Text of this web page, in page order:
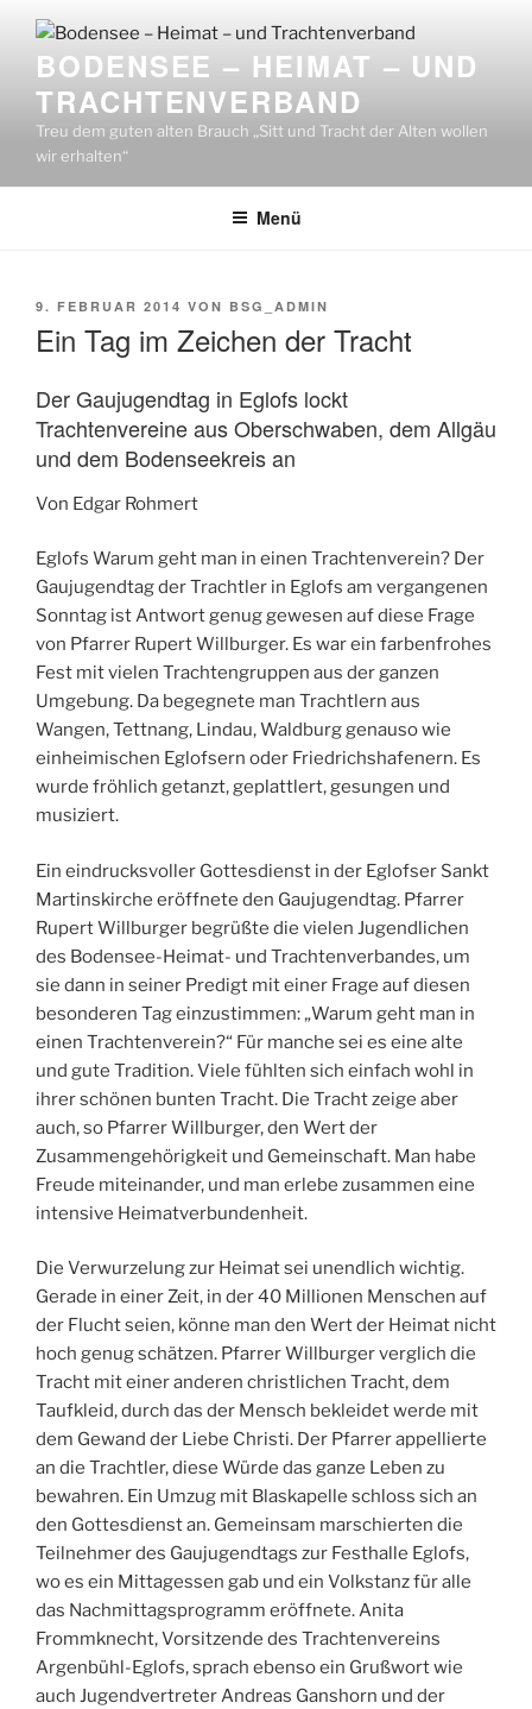
Inhalt
springenBODENSEE – HEIMAT – UND
TRACHTENVERBAND
Treu dem guten alten Brauch „Sitt und Tracht der Alten wollen
wir erhalten“
Menü
VERÖFFENTLICHT
9. FEBRUAR 2014 VON BSG_ADMIN
Ein Tag im Zeichen der Tracht
Der Gaujugendtag in Eglofs lockt
Trachtenvereine aus Oberschwaben, dem Allgäu
und dem Bodenseekreis an
Von Edgar Rohmert
Eglofs Warum geht man in einen Trachtenverein? Der
Gaujugendtag der Trachtler in Eglofs am vergangenen
Sonntag ist Antwort genug gewesen auf diese Frage
von Pfarrer Rupert Willburger. Es war ein farbenfrohes
Fest mit vielen Trachtengruppen aus der ganzen
Umgebung. Da begegnete man Trachtlern aus
Wangen, Tettnang, Lindau, Waldburg genauso wie
einheimischen Eglofsern oder Friedrichshafenern. Es
wurde fröhlich getanzt, geplattlert, gesungen und
musiziert.
Ein eindrucksvoller Gottesdienst in der Eglofser Sankt
Martinskirche eröffnete den Gaujugendtag. Pfarrer
Rupert Willburger begrüßte die vielen Jugendlichen
des Bodensee-Heimat- und Trachtenverbandes, um
sie dann in seiner Predigt mit einer Frage auf diesen
besonderen Tag einzustimmen: „Warum geht man in
einen Trachtenverein?“ Für manche sei es eine alte
und gute Tradition. Viele fühlten sich einfach wohl in
ihrer schönen bunten Tracht. Die Tracht zeige aber
auch, so Pfarrer Willburger, den Wert der
Zusammengehörigkeit und Gemeinschaft. Man habe
Freude miteinander, und man erlebe zusammen eine
intensive Heimatverbundenheit.
Die Verwurzelung zur Heimat sei unendlich wichtig.
Gerade in einer Zeit, in der 40 Millionen Menschen auf
der Flucht seien, könne man den Wert der Heimat nicht
hoch genug schätzen. Pfarrer Willburger verglich die
Tracht mit einer anderen christlichen Tracht, dem
Taufkleid, durch das der Mensch bekleidet werde mit
dem Gewand der Liebe Christi. Der Pfarrer appellierte
an die Trachtler, diese Würde das ganze Leben zu
bewahren. Ein Umzug mit Blaskapelle schloss sich an
den Gottesdienst an. Gemeinsam marschierten die
Teilnehmer des Gaujugendtags zur Festhalle Eglofs,
wo es ein Mittagessen gab und ein Volkstanz für alle
das Nachmittagsprogramm eröffnete. Anita
Frommknecht, Vorsitzende des Trachtenvereins
Argenbühl-Eglofs, sprach ebenso ein Grußwort wie
auch Jugendvertreter Andreas Ganshorn und der